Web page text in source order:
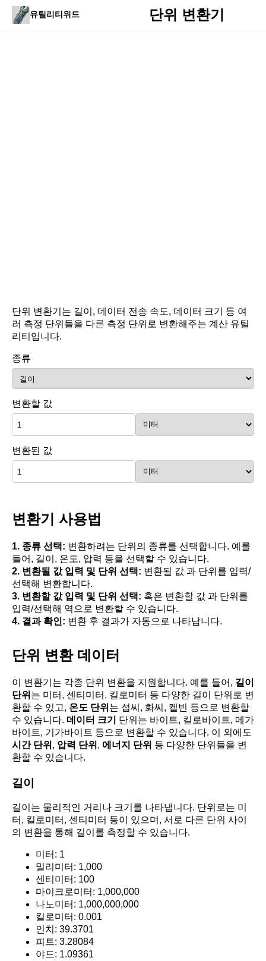
유틸리티위드 단위 변환기
단위 변환기는 길이, 데이터 전송 속도, 데이터 크기 등 여
러 측정 단위들을 다른 측정 단위로 변환해주는 계산 유틸
리티입니다.
종류
변환할 값
변환된 값
변환기 사용법
1. 종류 선택: 변환하려는 단위의 종류를 선택합니다. 예를
들어, 길이, 온도, 압력 등을 선택할 수 있습니다.
2. 변환될 값 입력 및 단위 선택: 변환될 값 과 단위를 입력/
선택해 변환합니다.
3. 변환할 값 입력 및 단위 선택: 혹은 변환할 값 과 단위를
입력/선택해 역으로 변환할 수 있습니다.
4. 결과 확인: 변환 후 결과가 자동으로 나타납니다.
단위 변환 데이터
이 변환기는 각종 단위 변환을 지원합니다. 예를 들어, 길이
단위 는 미터, 센티미터, 킬로미터 등 다양한 길이 단위로 변
환할 수 있고, 온도 단위 는 섭씨, 화씨, 켈빈 등으로 변환할
수 있습니다. 데이터 크기
단위는 바이트, 킬로바이트, 메가
바이트, 기가바이트 등으로 변환할 수 있습니다. 이 외에도
시간 단위 , 압력 단위 , 에너지 단위 등 다양한 단위들을 변
환할 수 있습니다.
길이
길이는 물리적인 거리나 크기를 나타냅니다. 단위로는 미
터, 킬로미터, 센티미터 등이 있으며, 서로 다른 단위 사이
의 변환을 통해 길이를 측정할 수 있습니다.
미터: 1
밀리미터: 1,000
센티미터: 100
마이크로미터: 1,000,000
나노미터: 1,000,000,000
킬로미터: 0.001
인치: 39.3701
피트: 3.28084
야드: 1.09361